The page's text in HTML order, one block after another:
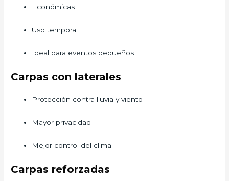
Económicas
Uso temporal
Ideal para eventos pequeños
Carpas con laterales
Protección contra lluvia y viento
Mayor privacidad
Mejor control del clima
Carpas reforzadas